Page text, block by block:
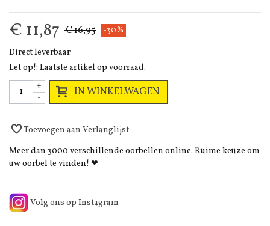
€ 11,87 € 16,95
-30%
Direct leverbaar
Let op!: Laatste artikel op voorraad.
-
+ IN WINKELWAGEN
Toevoegen aan Verlanglijst
Meer dan 3000 verschillende oorbellen online. Ruime keuze om
uw oorbel te vinden! ❤
Volg ons op Instagram